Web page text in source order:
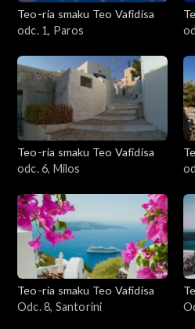
Teo-ria smaku Teo Vafidisa
odc. 1, Paros
Teo-ria smaku Teo Vafidisa
odc. 6, Milos
Teo-ria smaku Teo Vafidisa
Odc. 8, Santorini